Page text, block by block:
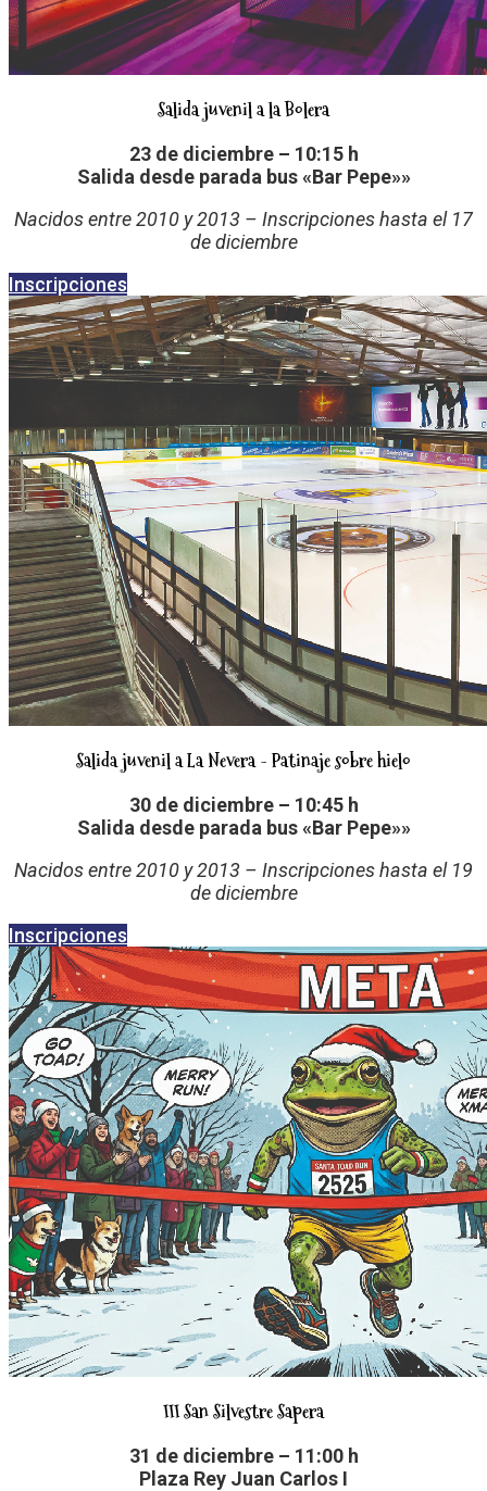
Salida juvenil a la Bolera
23 de diciembre – 10:15 h
Salida desde parada bus «Bar Pepe»»
Nacidos entre 2010 y 2013 – Inscripciones hasta el 17
de diciembre
Inscripciones
Salida juvenil a La Nevera - Patinaje sobre hielo
30 de diciembre – 10:45 h
Salida desde parada bus «Bar Pepe»»
Nacidos entre 2010 y 2013 – Inscripciones hasta el 19
de diciembre
Inscripciones
III San Silvestre Sapera
31 de diciembre – 11:00 h
Plaza Rey Juan Carlos I